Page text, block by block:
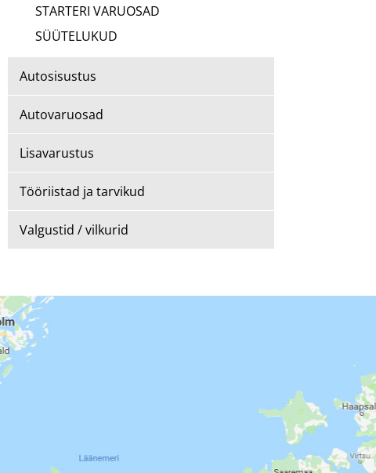
STARTERI VARUOSAD
SÜÜTELUKUD
Autosisustus
Autovaruosad
Lisavarustus
Tööriistad ja tarvikud
Valgustid / vilkurid